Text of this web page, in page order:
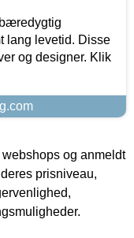
lang levetid. Disse
og designer. Klik
og anmeldt
prisniveau,